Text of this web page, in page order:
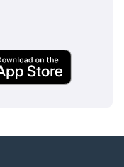
يُصرف، ويُعاد بعد
التسجيل (سيتم
▔▔▔▔▔▔▔▔▔▔